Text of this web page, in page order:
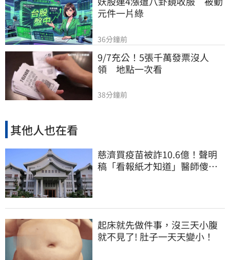
元件一片綠
36分鐘前
9/7充公！5張千萬發票沒人
領　地點一次看
38分鐘前
其他人也在看
慈濟買疫苗被詐10.6億！聲明
稿「看報紙才知道」醫師傻
起床就先做件事，沒三天小腹
就不見了! 肚子一天天變小！